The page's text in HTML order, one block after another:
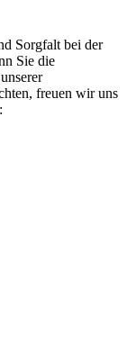
Sorgfalt bei der
Sie die
freuen wir uns